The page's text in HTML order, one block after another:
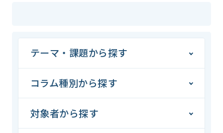
テーマ・課題から探す
コラム種別から探す
対象者から探す